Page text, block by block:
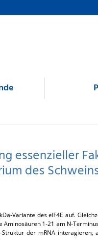
essenzieller
des
Variante des eIF4E auf.
Aminosäuren 1-21 am N-
der mRNA interagieren,